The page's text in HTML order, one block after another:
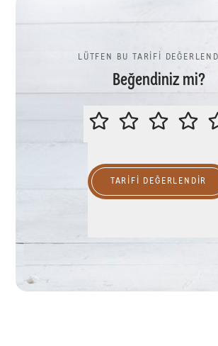
LÜTFEN BU TARİFİ
Beğendiniz mi?
LÜTFEN BU
TARIFI DEĞERLENDİR